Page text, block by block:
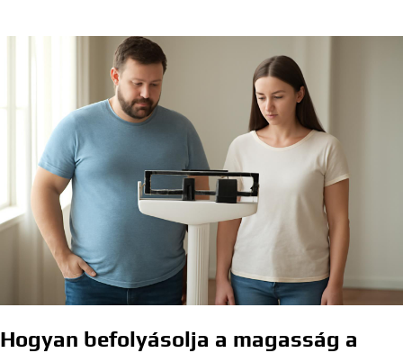
Hogyan befolyásolja a magasság a